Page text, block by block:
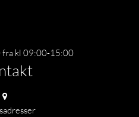
fra kl 09:00-15:00